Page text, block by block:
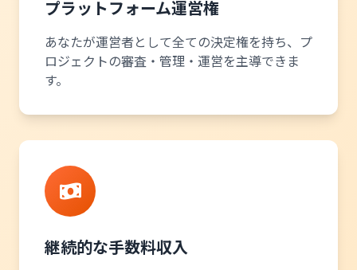
プラットフォーム運営権
あなたが運営者として全ての決定権を持ち、プ
ロジェクトの審査・管理・運営を主導できま
す。
継続的な手数料収入